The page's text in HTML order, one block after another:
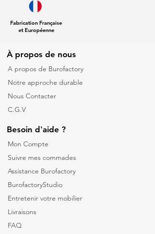
Fabrication Française
et Européenne
À propos de nous
A propos de Burofactory
Notre approche durable
Nous Contacter
C.G.V
Besoin d'aide ?
Mon Compte
Suivre mes commades
Assistance Burofactory
BurofactoryStudio
Entretenir votre mobilier
Livraisons
FAQ